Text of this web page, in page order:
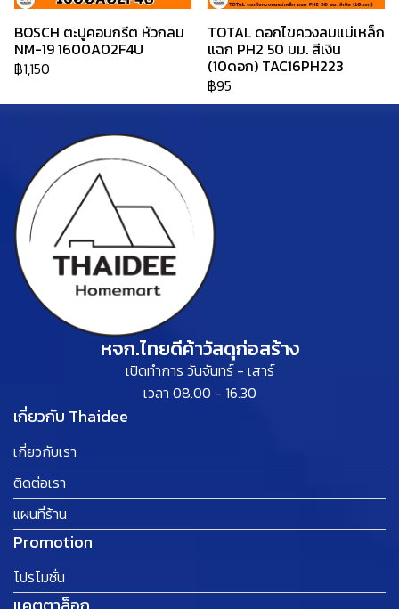
BOSCH ตะปูคอนกรีต หัวกลม
NM-19 1600A02F4U
฿1,150
TOTAL ดอกไขควงลมแม่เหล็ก
แฉก PH2 50 มม. สีเงิน
(10ดอก) TAC16PH223
฿95
หจก.ไทยดีค้าวัสดุก่อสร้าง
เปิดทำการ วันจันทร์ - เสาร์
เวลา 08.00 - 16.30
เกี่ยวกับ Thaidee
เกี่ยวกับเรา
ติดต่อเรา
แผนที่ร้าน
Promotion
โปรโมชั่น